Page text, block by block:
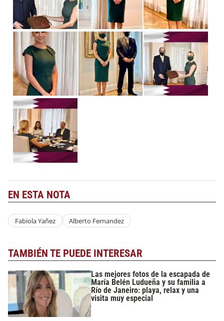
EN ESTA NOTA
Fabiola Yañez Alberto Fernandez
TAMBIÉN TE PUEDE INTERESAR
Las mejores fotos de la escapada de
María Belén Ludueña y su familia a
Río de Janeiro: playa, relax y una
visita muy especial